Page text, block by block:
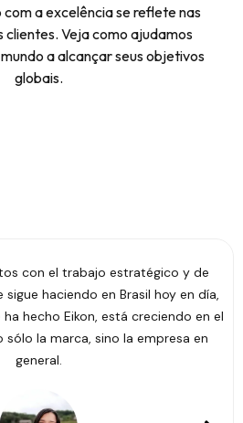
com a excelência se reflete nas
clientes. Veja como ajudamos
a alcançar seus objetivos
globais.
con el trabajo estratégico y de
haciendo en Brasil hoy en día,
hecho Eikon, está creciendo en el
la marca, sino la empresa en
general.